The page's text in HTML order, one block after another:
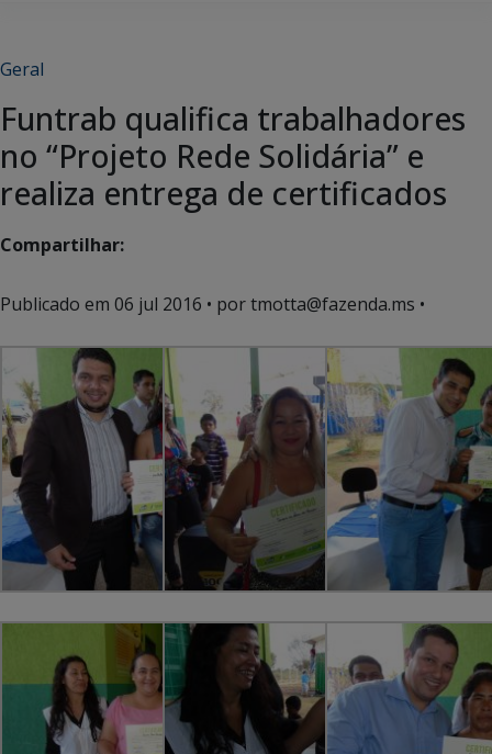
Geral
Funtrab qualifica trabalhadores
no “Projeto Rede Solidária” e
realiza entrega de certificados
Compartilhar:
Publicado em 06 jul 2016 • por tmotta@fazenda.ms •